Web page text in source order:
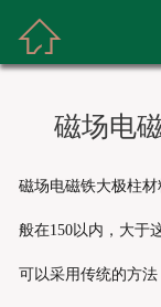

磁场电
磁场电磁铁大极柱
般在150以内，大于
可以采用传统的方